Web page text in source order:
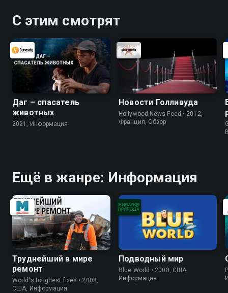
С этим смотрят
Даг – спасатель
животных
2021, Информация
Новости Голливуда
Hollywood News Feed • 2012,
Франция, Обзор
Ещё в жанре: Информация
Труднейший в мире
ремонт
World's toughest fixes • 2008,
США, Информация
Подводный мир
Blue World • 2008, США,
Информация